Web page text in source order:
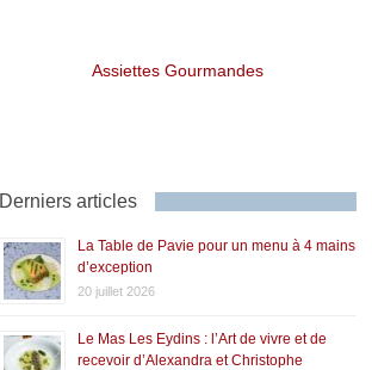
Assiettes Gourmandes
Derniers articles
La Table de Pavie pour un menu à 4 mains
d’exception
20 juillet 2026
Le Mas Les Eydins : l’Art de vivre et de
recevoir d’Alexandra et Christophe